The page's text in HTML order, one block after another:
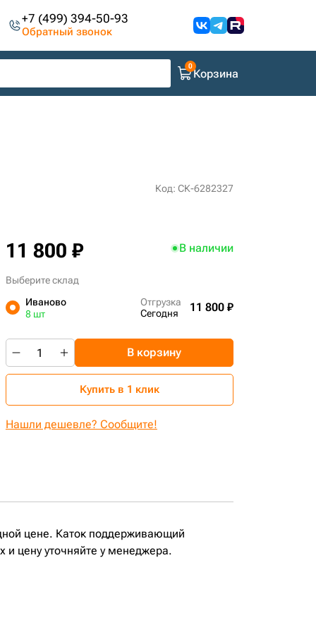
+7 (499) 394-50-93
Обратный звонок
Корзина
Код: СК-6282327
11 800 ₽ В наличии
Выберите склад
Иваново
8 шт
Отгрузка
Сегодня
11 800 ₽
В корзину
Купить в 1 клик
Нашли дешевле? Сообщите!
цене. Каток поддерживающий
и цену уточняйте у менеджера.